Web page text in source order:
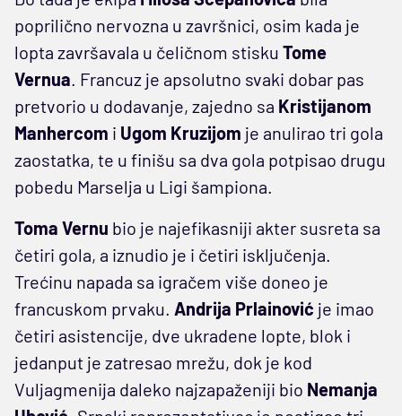
poprilično nervozna u završnici, osim kada je
lopta završavala u čeličnom stisku Tome
Vernua. Francuz je apsolutno svaki dobar pas
pretvorio u dodavanje, zajedno sa Kristijanom
Manhercom i Ugom Kruzijom je anulirao tri gola
zaostatka, te u finišu sa dva gola potpisao drugu
pobedu Marselja u Ligi šampiona.
Toma Vernu bio je najefikasniji akter susreta sa
četiri gola, a iznudio je i četiri isključenja.
Trećinu napada sa igračem više doneo je
francuskom prvaku. Andrija Prlainović je imao
četiri asistencije, dve ukradene lopte, blok i
jedanput je zatresao mrežu, dok je kod
Vuljagmenija daleko najzapaženiji bio Nemanja